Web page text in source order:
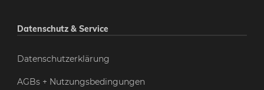
Datenschutz & Service
Datenschutzerklärung
AGBs + Nutzungsbedingungen